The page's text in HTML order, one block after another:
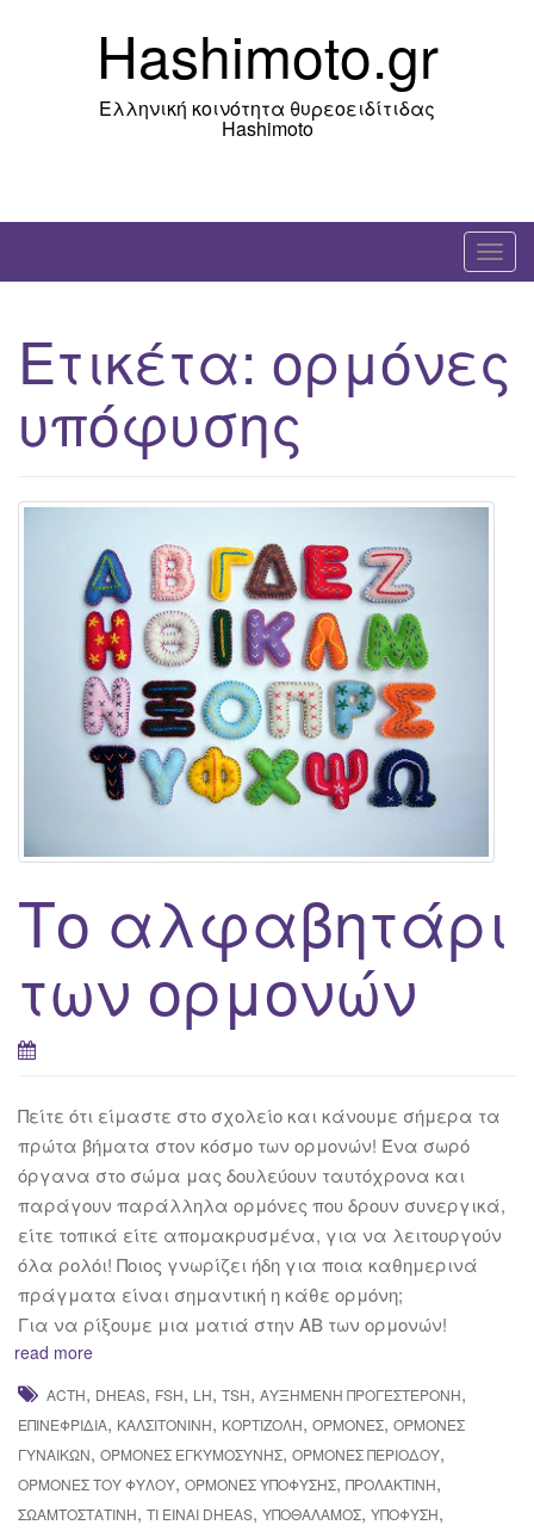
Hashimoto.gr
Ελληνική κοινότητα θυρεοειδίτιδας
Hashimoto
T
o
l
v
Ετικέτα: ορμόνες
υπόφυσης
Το αλφαβητάρι
των ορμονών
Πείτε ότι είμαστε στο σχολείο και κάνουμε σήμερα τα
πρώτα βήματα στον κόσμο των ορμονών! Ένα σωρό
όργανα στο σώμα μας δουλεύουν ταυτόχρονα και
παράγουν παράλληλα ορμόνες που δρουν συνεργικά,
είτε τοπικά είτε απομακρυσμένα, για να λειτουργούν
όλα ρολόι! Ποιος γνωρίζει ήδη για ποια καθημερινά
πράγματα είναι σημαντική η κάθε ορμόνη;
Για να ρίξουμε μια ματιά στην ΑΒ των ορμονών!
read more
ACTH, DHEAS, FSH, LH, TSH, ΑΥΞΗΜΈΝΗ ΠΡΟΓΕΣΤΕΡΌΝΗ,
ΕΠΙΝΕΦΡΙΔΊΑ, ΚΑΛΣΙΤΟΝΊΝΗ, ΚΟΡΤΙΖΌΛΗ, ΟΡΜΌΝΕΣ, ΟΡΜΌΝΕΣ
ΓΥΝΑΙΚΏΝ, ΟΡΜΌΝΕΣ ΕΓΚΥΜΟΣΎΝΗΣ, ΟΡΜΌΝΕΣ ΠΕΡΙΌΔΟΥ,
ΟΡΜΌΝΕΣ ΤΟΥ ΦΎΛΟΥ, ΟΡΜΌΝΕΣ ΥΠΌΦΥΣΗΣ, ΠΡΟΛΑΚΤΊΝΗ,
ΣΩΑΜΤΟΣΤΑΤΊΝΗ, ΤΙ ΕΊΝΑΙ DHEAS, ΥΠΟΘΆΛΑΜΟΣ, ΥΠΌΦΥΣΗ,